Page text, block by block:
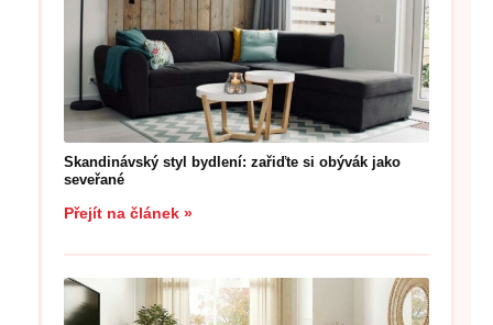
Skandinávský styl bydlení: zařiďte si obývák jako
seveřané
Přejít na článek »